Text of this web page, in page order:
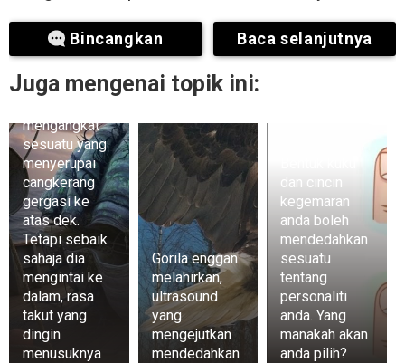
Bincangkan Baca selanjutnya
Juga mengenai topik ini:
mengangkat
sesuatu yang
menyerupai
cangkerang
gergasi ke
atas dek.
Tetapi sebaik
sahaja dia
mengintai ke
dalam, rasa
takut yang
dingin
menusuknya
Gorila enggan
melahirkan,
ultrasound
yang
mengejutkan
mendedahkan
dan cincin
kegemaran
anda boleh
mendedahkan
sesuatu
tentang
personaliti
anda. Yang
manakah akan
anda pilih?